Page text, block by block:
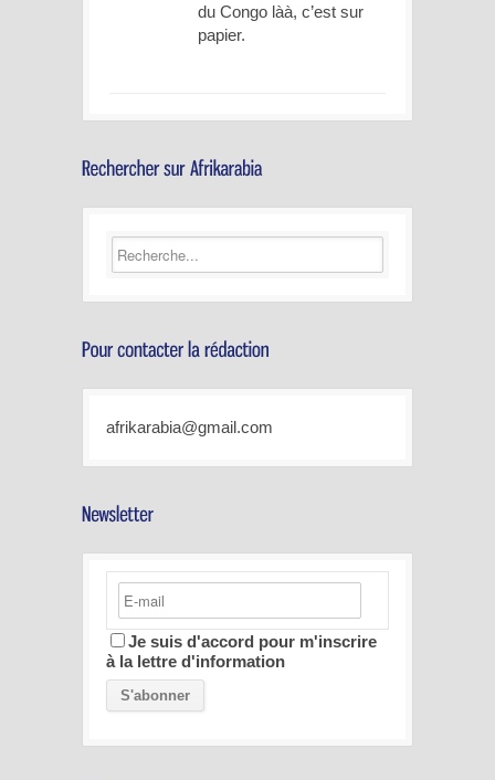
du Congo làà, c’est sur
papier.
afrikarabia@gmail.com
Je suis d'accord pour m'inscrire
à la lettre d'information